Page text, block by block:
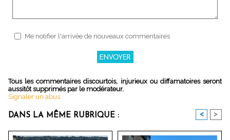
Me notifier l'arrivée de nouveaux commentaires
Tous les commentaires discourtois, injurieux ou diffamatoires seront
aussitôt supprimés par le modérateur.
Signaler un abus
DANS LA MÊME RUBRIQUE : < >